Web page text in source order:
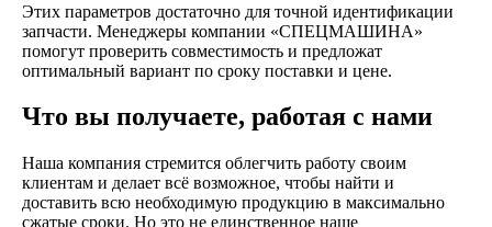
Этих параметров достаточно для точной идентификации
запчасти. Менеджеры компании «СПЕЦМАШИНА»
помогут проверить совместимость и предложат
оптимальный вариант по сроку поставки и цене.
Что вы получаете, работая с нами
Наша компания стремится облегчить работу своим
клиентам и делает всё возможное, чтобы найти и
доставить всю необходимую продукцию в максимально
сжатые сроки. Но это не единственное наше